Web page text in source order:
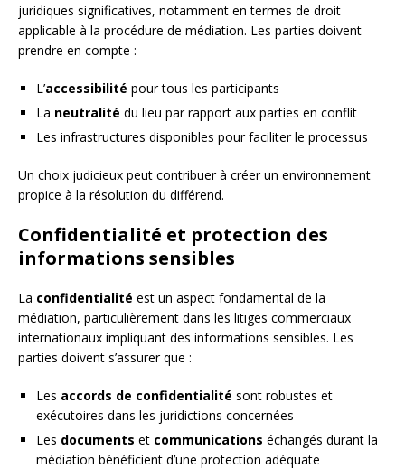
juridiques significatives, notamment en termes de droit
applicable à la procédure de médiation. Les parties doivent
prendre en compte :
L’accessibilité pour tous les participants
La neutralité du lieu par rapport aux parties en conflit
Les infrastructures disponibles pour faciliter le processus
Un choix judicieux peut contribuer à créer un environnement
propice à la résolution du différend.
Confidentialité et protection des
informations sensibles
La confidentialité est un aspect fondamental de la
médiation, particulièrement dans les litiges commerciaux
internationaux impliquant des informations sensibles. Les
parties doivent s’assurer que :
Les accords de confidentialité sont robustes et
exécutoires dans les juridictions concernées
Les documents et communications échangés durant la
médiation bénéficient d’une protection adéquate